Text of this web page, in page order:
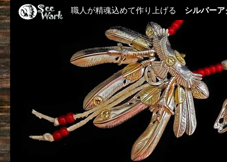
職人が精魂込めて作り上げる シルバー